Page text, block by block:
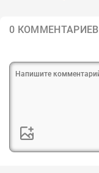
0 КОММЕНТАРИЕВ